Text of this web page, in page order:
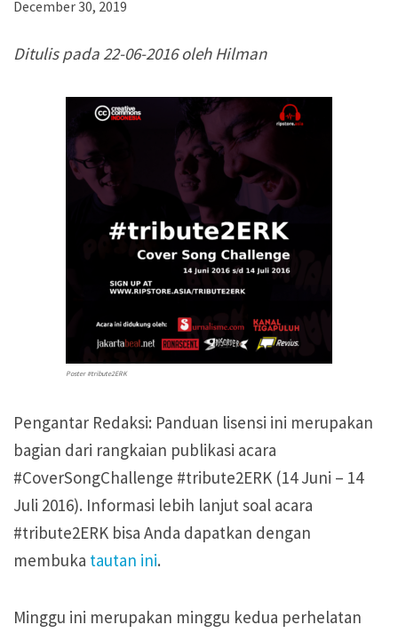
Panduan Penerapan
Konten Terbuka
Panduan Penerapan
Konten Terbuka
December 30, 2019
Ditulis pada 22-06-2016 oleh Hilman
Poster #tribute2ERK
Pengantar Redaksi: Panduan lisensi ini merupakan
bagian dari rangkaian publikasi acara
#CoverSongChallenge #tribute2ERK (14 Juni – 14
Juli 2016). Informasi lebih lanjut soal acara
#tribute2ERK bisa Anda dapatkan dengan
membuka tautan ini.
Minggu ini merupakan minggu kedua perhelatan